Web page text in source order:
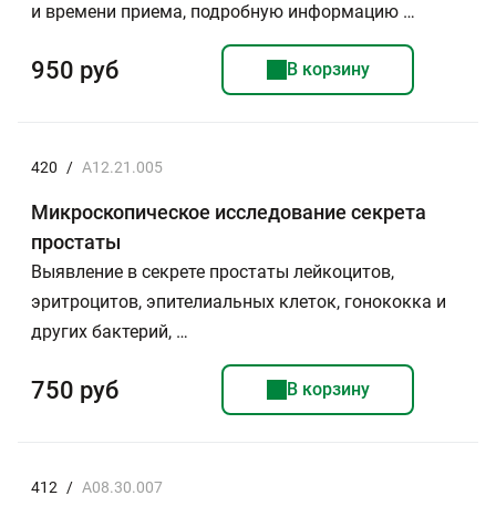
и времени приема, подробную информацию …
950 руб В корзину
420 / A12.21.005
Микроскопическое исследование секрета
простаты
Выявление в секрете простаты лейкоцитов,
эритроцитов, эпителиальных клеток, гонококка и
других бактерий, …
750 руб В корзину
412 / A08.30.007